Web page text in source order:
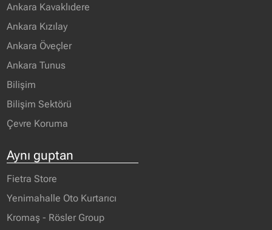
Ankara Kavaklıdere
Ankara Kızılay
Ankara Öveçler
Ankara Tunus
Bilişim
Bilişim Sektörü
Çevre Koruma
Aynı guptan
Fietra Store
Yenimahalle Oto Kurtarıcı
Kromaş - Rösler Group